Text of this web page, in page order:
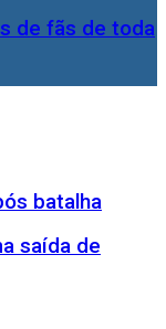
de fãs de toda
batalha
saída de